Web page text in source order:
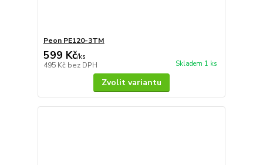
Peon PE120-3TM
599 Kč/ks
495 Kč bez DPH Skladem 1 ks
Zvolit variantu